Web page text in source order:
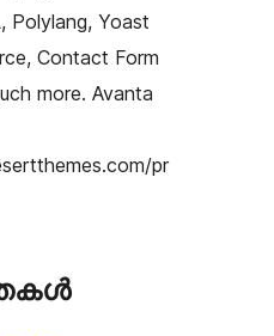
Polylang, Yoast
Contact Form
more. Avanta
pr